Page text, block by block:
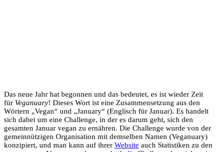
Das neue Jahr hat begonnen und das bedeutet, es ist wieder Zeit
für Veganuary! Dieses Wort ist eine Zusammensetzung aus den
Wörtern „Vegan“ und „January“ (Englisch für Januar). Es handelt
sich dabei um eine Challenge, in der es darum geht, sich den
gesamten Januar vegan zu ernähren. Die Challenge wurde von der
gemeinnützigen Organisation mit demselben Namen (Veganuary)
konzipiert, und man kann auf ihrer Website auch Statistiken zu den